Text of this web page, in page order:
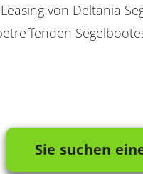
von Deltania
Sie suchen